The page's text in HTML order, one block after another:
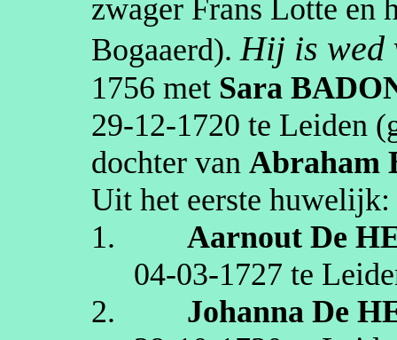
zwager Frans Lotte en
Bogaaerd).Hij is wed
1756 met Sara
29‑12‑1720 te Leiden
dochter vanAbraham
Uit het eerste huwelijk:
1.
Aarnout De
04‑03‑1727 te
2.
Johanna De